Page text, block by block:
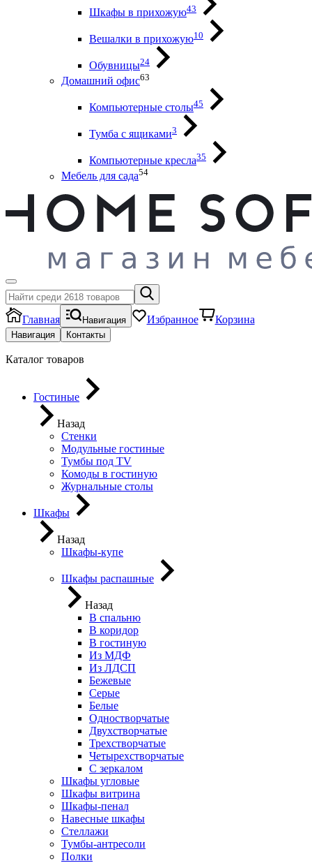
Шкафы в прихожую43
Вешалки в прихожую10
Обувницы24
Домашний офис63
Компьютерные столы45
Тумба с ящиками3
Компьютерные кресла35
Мебель для сада54
Главная Навигация Избранное Корзина
Навигация Контакты
Каталог товаров
Гостиные
Назад
Стенки
Модульные гостиные
Тумбы под ТV
Комоды в гостиную
Журнальные столы
Шкафы
Назад
Шкафы-купе
Шкафы распашные
Назад
В спальню
В коридор
В гостиную
Из МДФ
Из ЛДСП
Бежевые
Серые
Белые
Одностворчатые
Двухстворчатые
Трехстворчатые
Четырехстворчатые
С зеркалом
Шкафы угловые
Шкафы витрина
Шкафы-пенал
Навесные шкафы
Стеллажи
Тумбы-антресоли
Полки